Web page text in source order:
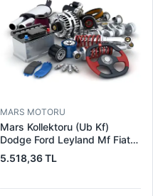
MARS MOTORU
Mars Kollektoru (Ub Kf)
Dodge Ford Leyland Mf Fiat
Trans | MAKO 72313941 |
OEM 72313941
5.518,36 TL